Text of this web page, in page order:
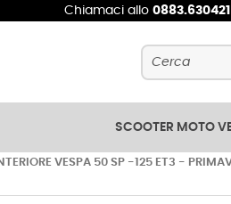
Chiamaci allo 0883.630421
Cerca
SCOOTER MOTO
VESPA 50 SP -125 ET3 -